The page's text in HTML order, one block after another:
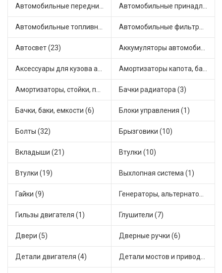
Автомобильные передние фары (7) Автомобильные принадлежности и аксессуары (4)
Автомобильные топливные насосы (33) Автомобильные фильтры (1)
Автосвет (23) Аккумуляторы автомобильные (1)
Аксессуары для кузова автомобиля (3) Амортизаторы капота, багажника (6)
Амортизаторы, стойки, подушки стоек (49) Бачки радиатора (3)
Бачки, баки, емкости (6) Блоки управления (1)
Болты (32) Брызговики (10)
Вкладыши (21) Втулки (10)
Втулки (19) Выхлопная система (1)
Гайки (9) Генераторы, альтернаторы и комплектующие (43)
Гильзы двигателя (1) Глушители (7)
Двери (5) Дверные ручки (6)
Детали двигателя (4) Детали мостов и привода трансмиссии (17)